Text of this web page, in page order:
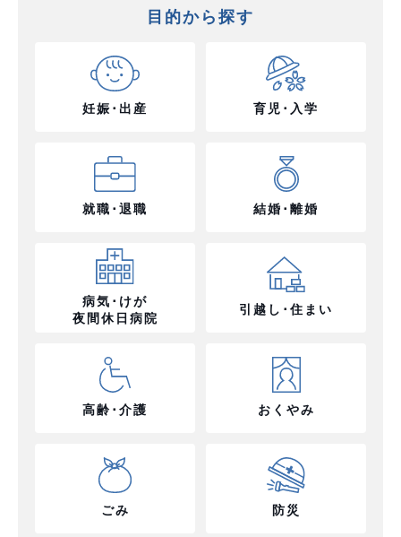
目的から探す
妊娠･出産 育児･入学
就職･退職 結婚･離婚
病気･けが
夜間休日病院
引越し･住まい
高齢･介護 おくやみ
ごみ 防災